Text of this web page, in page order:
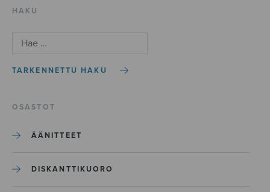
HAKU
TARKENNETTU HAKU
OSASTOT
ÄÄNITTEET
DISKANTTIKUORO